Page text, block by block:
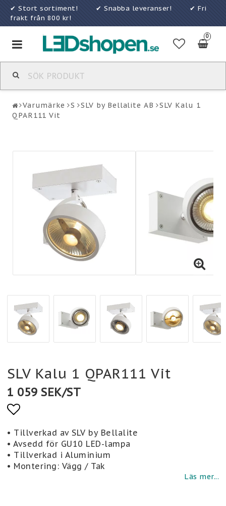
✔ Stort sortiment! ✔ Snabba leveranser! ✔ Fri
frakt från 800 kr!
0
Toggle
navigation
Varumärke S SLV by Bellalite AB
SLV Kalu 1
QPAR111 Vit
SLV Kalu 1 QPAR111 Vit
1 059 SEK/ST
Lägg till i favoritlistan
• Tillverkad av SLV by Bellalite
• Avsedd för GU10 LED-lampa
• Tillverkad i Aluminium
• Montering: Vägg / Tak
Läs mer...